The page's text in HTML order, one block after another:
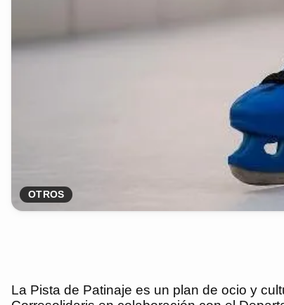
OTROS
La Pista de Patinaje es un plan de ocio y